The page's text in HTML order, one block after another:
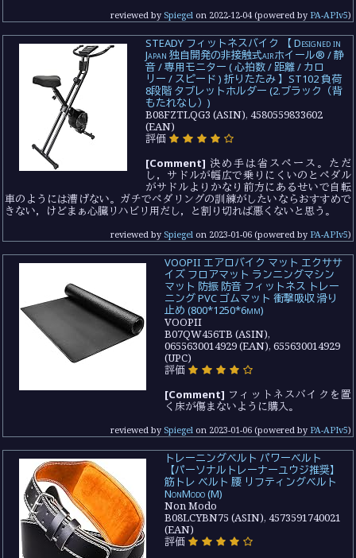
reviewed by Spiegelon 2022-12-04(powered by PA-APIv5)
STEADY フィットネスバイク 【 Designed in
Japan 独自開発の非接触式airホイール®︎ / 静
音 / 専用モニター ( 心拍数 / 距離 / カロ
リー / スピード ) 折りたたみ 】ST102 負荷
8段階 タブレットホルダー (2.ブラック（背
もたれなし）)
B08FZTLQG3 (ASIN), 4580559833602
(EAN)
評価
[Comment] 決め手は省スペース。ただ
し，サドルが幅広で乗りにくいのとペダル
がサドルよりかなり前方にあるせいで自転
車のようには漕げない。ガチでペダリングの訓練がしたいならおすすめで
きない，けどまぁ心臓リハビリ用だし，と割り切れば悪くないと思う。
reviewed by Spiegelon 2023-01-06(powered by PA-APIv5)
VOOPII エアロバイク マット エクササ
イズ フロアマット ランニングマシン
マット 防振 防音 フィットネス トレー
ニング PVC ゴムマット 衝撃吸収 滑り
止め (800*1250*6mm)
VOOPII
B07QW456TB (ASIN),
0655630014929 (EAN), 655630014929
(UPC)
評価
[Comment] フィットネスバイクを置
く床が傷まないように購入。
reviewed by Spiegelon 2023-01-06(powered by PA-APIv5)
トレーニングベルト パワーベルト
【パーソナルトレーナーユウジ推奨】
筋トレ ベルト 腰 リフティングベルト
NonModo (M)
Non Modo
B08LCYBN75 (ASIN), 4573591740021
(EAN)
評価